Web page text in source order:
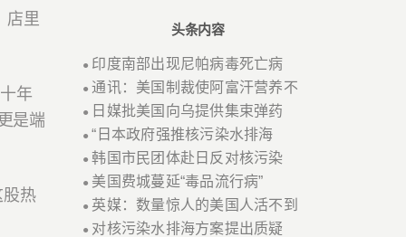
店里
年
是端
热
头条内容
● 印度南部出现尼帕病毒死亡病
●通讯：美国制裁使阿富汗营养不
● 日媒批美国向乌提供集束弹药
●“日本政府强推核污染水排海
●韩国市民团体赴日反对核污染
● 美国费城蔓延“毒品流行病”
● 英媒：数量惊人的美国人活不到
● 对核污染水排海方案提出质疑